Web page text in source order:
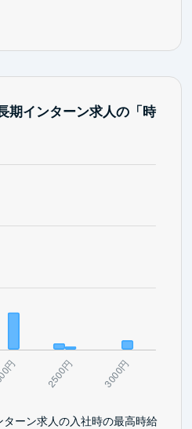
期インターン求人の「時
ーン求人の入社時の最高時給